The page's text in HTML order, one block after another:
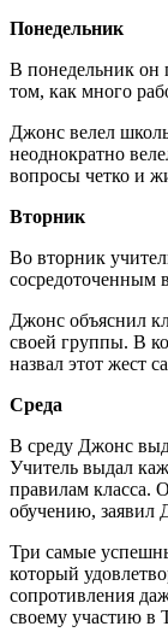
Понедельник
В понедельник он
том, как много
Джонс велел
неоднократно
вопросы четко и
Вторник
Во вторник
Джонс объяснил
своей группы. В
назвал этот жест
Среда
В среду Джонс
Учитель выдал
правилам класса.
обучению, заявил
Три самые
который
сопротивления
своему участию в